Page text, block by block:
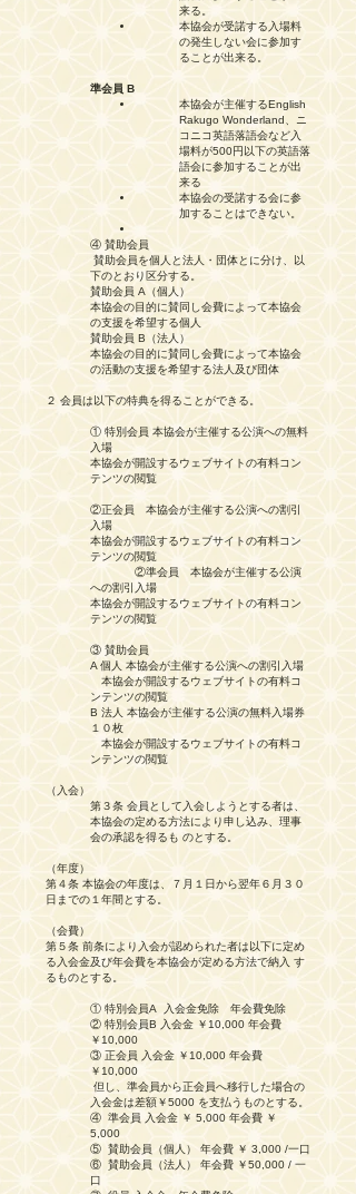
来る。
本協会が受諾する入場料
の発生しない会に参加す
ることが出来る。
準会員 B
本協会が主催するEnglish
Rakugo Wonderland、ニ
コニコ英語落語会など入
場料が500円以下の英語落
語会に参加することが出
来る
本協会の受諾する会に参
加することはできない。
④ 賛助会員
賛助会員を個人と法人・団体とに分け、以
下のとおり区分する。
賛助会員 A（個人）
本協会の目的に賛同し会費によって本協会
の支援を希望する個人
賛助会員 B（法人）
本協会の目的に賛同し会費によって本協会
の活動の支援を希望する法人及び団体
２ 会員は以下の特典を得ることができる。
① 特別会員 本協会が主催する公演への無料
入場
本協会が開設するウェブサイトの有料コン
テンツの閲覧
②正会員 本協会が主催する公演への割引
入場
本協会が開設するウェブサイトの有料コン
テンツの閲覧
②準会員 本協会が主催する公演
への割引入場
本協会が開設するウェブサイトの有料コン
テンツの閲覧
③ 賛助会員
A 個人 本協会が主催する公演への割引入場
本協会が開設するウェブサイトの有料コ
ンテンツの閲覧
B 法人 本協会が主催する公演の無料入場券
１０枚
本協会が開設するウェブサイトの有料コ
ンテンツの閲覧
（入会）
第３条 会員として入会しようとする者は、
本協会の定める方法により申し込み、理事
会の承認を得るも のとする。
（年度）
第４条 本協会の年度は、７月１日から翌年６月３０
日までの１年間とする。
（会費）
第５条 前条により入会が認められた者は以下に定め
る入会金及び年会費を本協会が定める方法で納入 す
るものとする。
① 特別会員A 入会金免除 年会費免除
② 特別会員B 入会金 ￥10,000 年会費
￥10,000
③ 正会員 入会金 ￥10,000 年会費
￥10,000
但し、準会員から正会員へ移行した場合の
入会金は差額￥5000 を支払うものとする。
④ 準会員 入会金 ￥ 5,000 年会費 ￥
5,000
⑤ 賛助会員（個人） 年会費 ￥ 3,000 /一口
⑥ 賛助会員（法人） 年会費 ￥50,000 / 一
口